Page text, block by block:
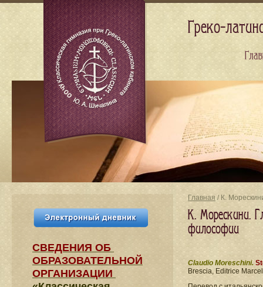
Главная / К.
К. Морескини.
философии
Claudio Moreschini.
Brescia, Editrice
СВЕДЕНИЯ​ ОБ
ОБРАЗОВАТЕЛЬНОЙ
ОРГАНИЗАЦИИ
Греко-